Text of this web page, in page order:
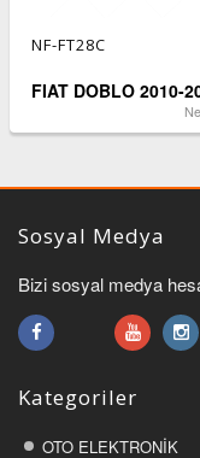
NF-FT28C
FIAT DOBLO 2010-
Sosyal Medya
Bizi sosyal medya
Kategoriler
OTO ELEKTRONİK